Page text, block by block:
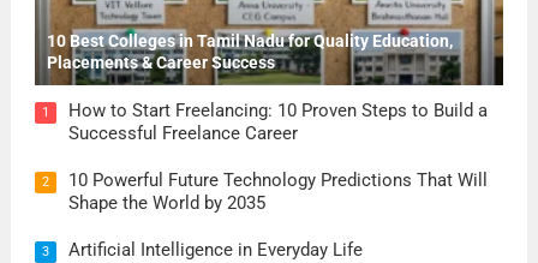
10 Best Colleges in Tamil Nadu for Quality Education,
Placements & Career Success
1
How to Start Freelancing: 10 Proven Steps to Build a
Successful Freelance Career
2
10 Powerful Future Technology Predictions That Will
Shape the World by 2035
3 Artificial Intelligence in Everyday Life